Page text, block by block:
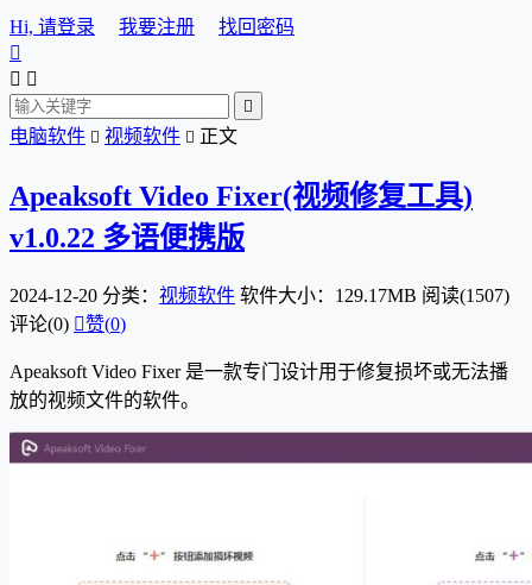
Hi, 请登录 我要注册
找回密码

 

电脑软件  视频软件  正文
Apeaksoft Video Fixer(视频修复工具)
v1.0.22 多语便携版
2024-12-20 分类： 视频软件 软件大小：129.17MB 阅读(1507)
评论(0) 赞(0)
Apeaksoft Video Fixer 是一款专门设计用于修复损坏或无法播
放的视频文件的软件。